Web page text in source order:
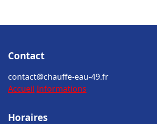
Contact
contact@chauffe-eau-49.fr
Accueil Informations
Horaires